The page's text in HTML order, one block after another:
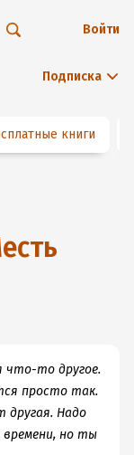
Подписка
Войти
книги
что-то другое.
просто так.
другая. Надо
но ты